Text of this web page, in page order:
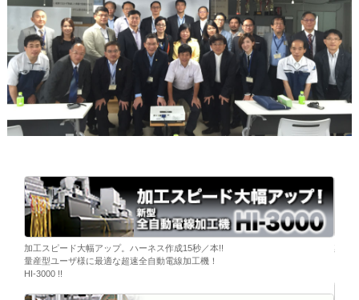
ブ挿加工スピード大幅アップ。ハーネス作成15秒／本!!
量産型ユーザ様に最適な超速全自動電線加工機！
HI-3000 !!
染色